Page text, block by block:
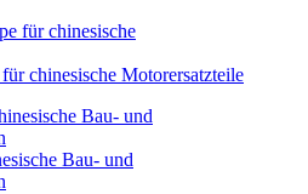
chinesische Motorersatzteile
Bau- und